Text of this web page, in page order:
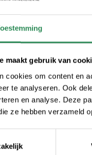
maakt gebruik van
cookies om content en
te analyseren. Ook
en analyse. Deze
ze hebben verzameld